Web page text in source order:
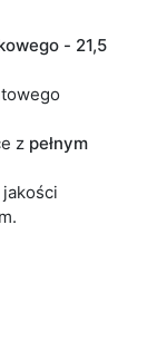
- 21,5
z pełnym